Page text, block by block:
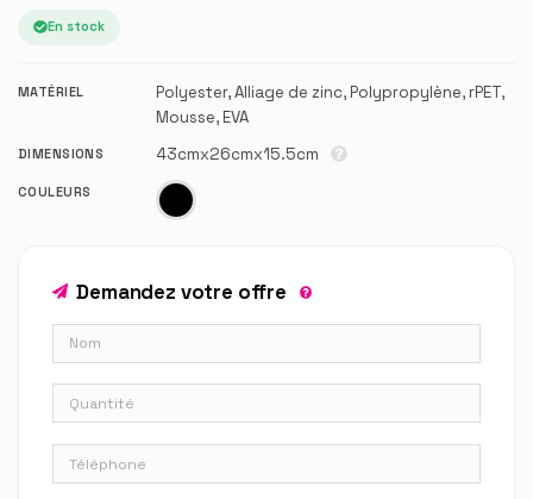
En stock
MATÉRIEL
Polyester, Alliage de zinc, Polypropylène, rPET,
Mousse, EVA
DIMENSIONS 43cmx26cmx15.5cm
COULEURS
Demandez votre offre